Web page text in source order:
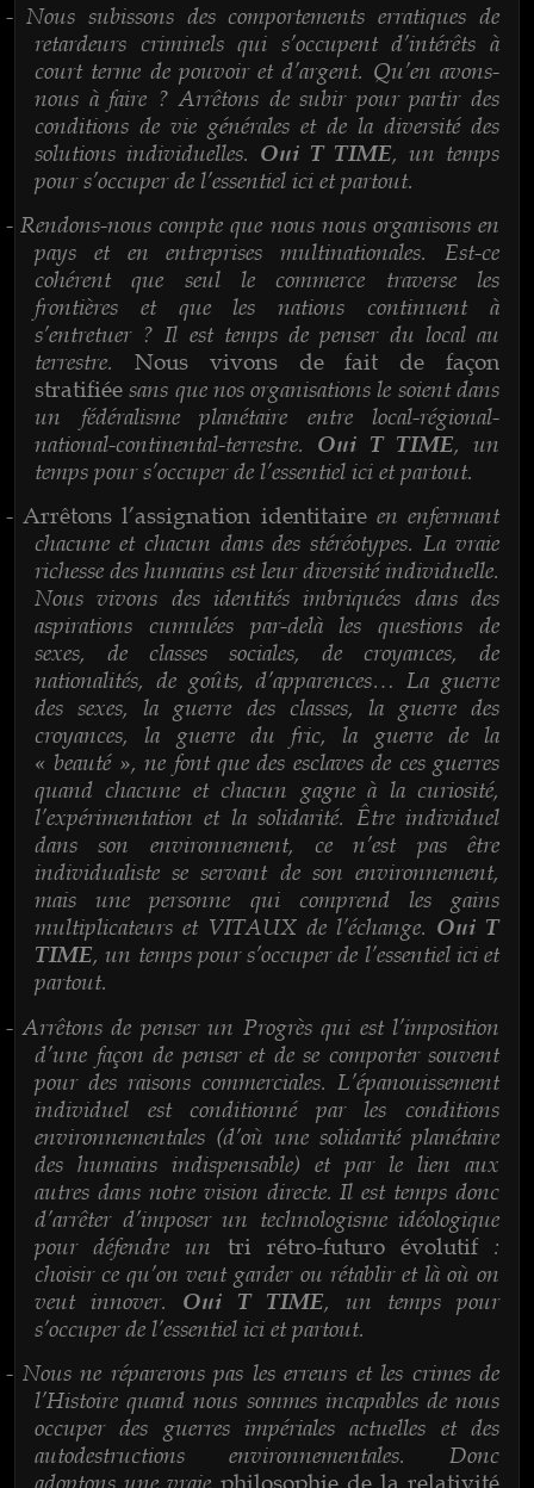
- Nous subissons des comportements erratiques de
retardeurs criminels qui s’occupent d’intérêts à
court terme de pouvoir et d’argent. Qu’en avons-
nous à faire ? Arrêtons de subir pour partir des
conditions de vie générales et de la diversité des
solutions individuelles. Oui T TIME, un temps
pour s’occuper de l’essentiel ici et partout.
- Rendons-nous compte que nous nous organisons en
pays et en entreprises multinationales. Est-ce
cohérent que seul le commerce traverse les
frontières et que les nations continuent à
s’entretuer ? Il est temps de penser du local au
terrestre. Nous vivons de fait de façon
stratifiée sans que nos organisations le soient dans
un fédéralisme planétaire entre local-régional-
national-continental-terrestre. Oui T TIME, un
temps pour s’occuper de l’essentiel ici et partout.
- Arrêtons l’assignation identitaire en enfermant
chacune et chacun dans des stéréotypes. La vraie
richesse des humains est leur diversité individuelle.
Nous vivons des identités imbriquées dans des
aspirations cumulées par-delà les questions de
sexes, de classes sociales, de croyances, de
nationalités, de goûts, d’apparences… La guerre
des sexes, la guerre des classes, la guerre des
croyances, la guerre du fric, la guerre de la
« beauté », ne font que des esclaves de ces guerres
quand chacune et chacun gagne à la curiosité,
l’expérimentation et la solidarité. Être individuel
dans son environnement, ce n’est pas être
individualiste se servant de son environnement,
mais une personne qui comprend les gains
multiplicateurs et VITAUX de l’échange. Oui T
TIME, un temps pour s’occuper de l’essentiel ici et
partout.
- Arrêtons de penser un Progrès qui est l’imposition
d’une façon de penser et de se comporter souvent
pour des raisons commerciales. L’épanouissement
individuel est conditionné par les conditions
environnementales (d’où une solidarité planétaire
des humains indispensable) et par le lien aux
autres dans notre vision directe. Il est temps donc
d’arrêter d’imposer un technologisme idéologique
pour défendre un tri rétro-futuro évolutif:
choisir ce qu’on veut garder ou rétablir et là où on
veut innover. Oui T TIME, un temps pour
s’occuper de l’essentiel ici et partout.
- Nous ne réparerons pas les erreurs et les crimes de
l’Histoire quand nous sommes incapables de nous
occuper des guerres impériales actuelles et des
autodestructions environnementales. Donc
adoptons une vraie